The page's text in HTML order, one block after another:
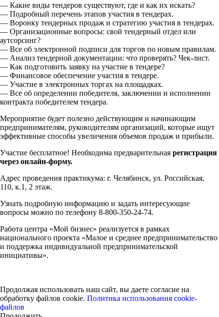
— Какие виды тендеров существуют, где и как их искать?
— Подробный перечень этапов участия в тендерах.
— Воронку тендерных продаж и стратегию участия в тендерах.
— Организационные вопросы: свой тендерный отдел или
аутсорсинг?
— Все об электронной подписи для торгов по новым правилам.
— Анализ тендерной документации: что проверять? Чек-лист.
— Как подготовить заявку на участие в тендере?
— Финансовое обеспечение участия в тендере.
— Участие в электронных торгах на площадках.
— Все об определении победителя, заключении и исполнении
контракта победителем тендера.
Мероприятие будет полезно действующим и начинающим
предпринимателям, руководителям организаций, которые ищут
эффективные способы увеличения объемов продаж и прибыли.
Участие бесплатное! Необходима предварительная регистрация
через онлайн-форму.
Адрес проведения практикума: г. Челябинск, ул. Российская,
110, к.1, 2 этаж.
Узнать подробную информацию и задать интересующие
вопросы можно по телефону 8-800-350-24-74.
Работа центра «Мой бизнес» реализуется в рамках
национального проекта «Малое и среднее предпринимательство
и поддержка индивидуальной предпринимательской
инициативы».
Продолжая использовать наш сайт, вы даете согласие на
обработку файлов cookie. Политика использования cookie-
файлов